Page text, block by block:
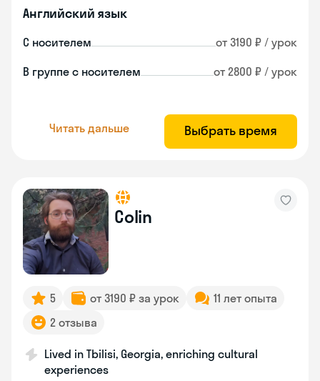
Английский язык
С носителем от 3190 ₽ / урок
В группе с носителем от 2800 ₽ / урок
Читать дальше Выбрать время
Colin
5 от 3190 ₽ за урок
11 лет опыта
2 отзыва
Lived in Tbilisi, Georgia, enriching cultural
experiences